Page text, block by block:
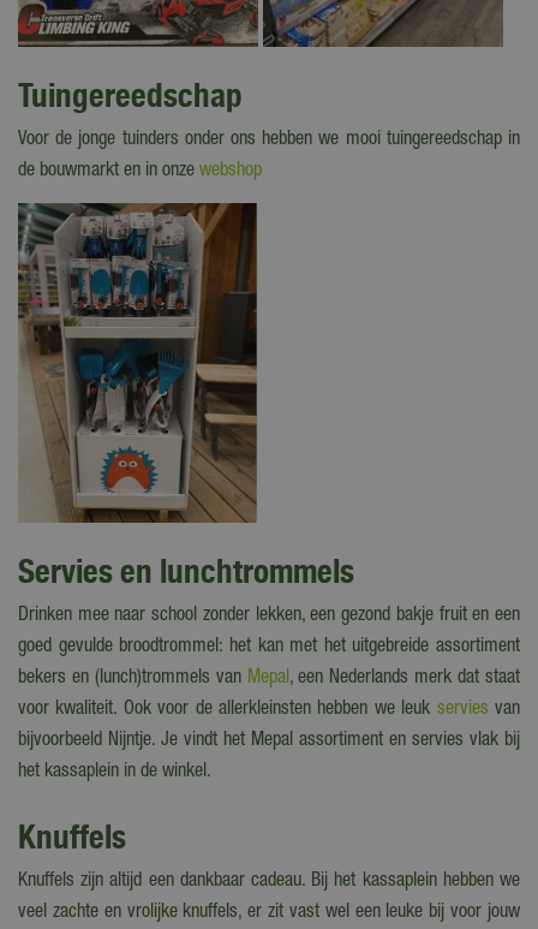
Tuingereedschap
Voor de jonge tuinders onder ons hebben we mooi tuingereedschap in
de bouwmarkt en in onze webshop
Servies en lunchtrommels
Drinken mee naar school zonder lekken, een gezond bakje fruit en een
goed gevulde broodtrommel: het kan met het uitgebreide assortiment
bekers en (lunch)trommels van Mepal, een Nederlands merk dat staat
voor kwaliteit. Ook voor de allerkleinsten hebben we leuk servies van
bijvoorbeeld Nijntje. Je vindt het Mepal assortiment en servies vlak bij
het kassaplein in de winkel.
Knuffels
Knuffels zijn altijd een dankbaar cadeau. Bij het kassaplein hebben we
veel zachte en vrolijke knuffels, er zit vast wel een leuke bij voor jouw